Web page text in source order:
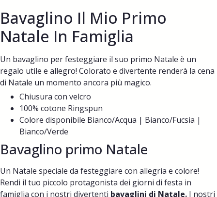
Bavaglino Il Mio Primo
Natale In Famiglia
Un bavaglino per festeggiare il suo primo Natale è un
regalo utile e allegro! Colorato e divertente renderà la cena
di Natale un momento ancora più magico.
Chiusura con velcro
100% cotone Ringspun
Colore disponibile Bianco/Acqua | Bianco/Fucsia |
Bianco/Verde
Bavaglino primo Natale
Un Natale speciale da festeggiare con allegria e colore!
Rendi il tuo piccolo protagonista dei giorni di festa in
famiglia con i nostri divertenti bavaglini di Natale. I nostri